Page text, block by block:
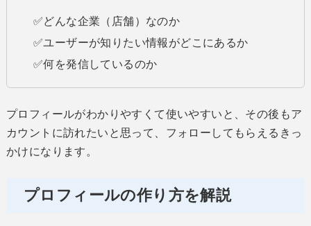
✅どんな企業（店舗）なのか
✅ユーザーが知りたい情報がどこにあるか
✅何を発信しているのか
プロフィールがわかりやすくて使いやすいと、その後もア
カウントに訪れたいと思って、フォローしてもらえるきっ
かけになります。
プロフィールの作り方を解説